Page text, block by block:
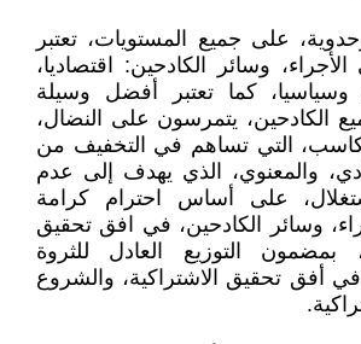
على جميع المستويات، تعتبر
وسائر الكادحين: اقتصاديا،
وسياسيا، كما تعتبر أفضل وسيلة
الكادحين، يتمرسون على النضال،
التي تساهم في التخفيف من
والمعنوي، الذي يهدف إلى عدم
على أساس احترام كرامة
وسائر الكادحين، في افق تحقيق
بمضمون التوزيع العادل للثروة
في أفق تحقيق الاشتراكية، والشروع